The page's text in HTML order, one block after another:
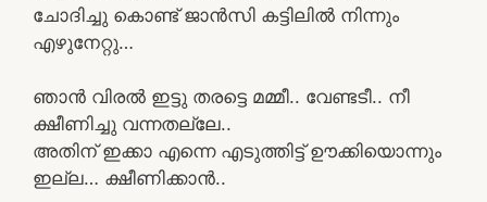
ചോദിച്ചു കൊണ്ട് ജാൻസി കട്ടിലിൽ നിന്നും
എഴുനേറ്റു…
ഞാൻ വിരൽ ഇട്ടു തരട്ടെ മമ്മീ.. വേണ്ടടീ.. നീ
ക്ഷീണിച്ചു വന്നതല്ലേ..
അതിന് ഇക്കാ എന്നെ എടുത്തിട്ട് ഊക്കിയൊന്നും
ഇല്ല… ക്ഷീണിക്കാൻ..